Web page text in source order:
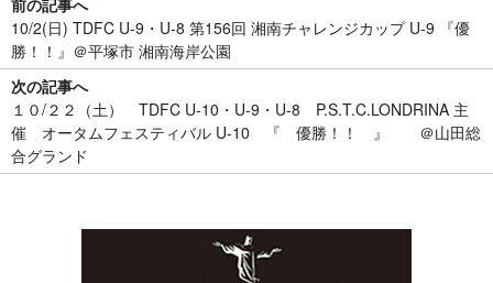
10/2(日) TDFC U-9・U-8 第156回 湘南チャレンジカップ U-9 『優
勝！！』＠平塚市 湘南海岸公園
次の記事へ
１０/２２（土） TDFC U-10・U-9・U-8 P.S.T.C.LONDRINA 主
催 オータムフェスティバル U-10 『 優勝！！ 』 ＠山田総
合グランド